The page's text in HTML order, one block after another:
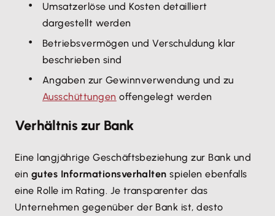
Umsatzerlöse und Kosten detailliert
dargestellt werden
Betriebsvermögen und Verschuldung klar
beschrieben sind
Angaben zur Gewinnverwendung und zu
Ausschüttungen offengelegt werden
Verhältnis zur Bank
Eine langjährige Geschäftsbeziehung zur Bank und
ein gutes Informationsverhalten spielen ebenfalls
eine Rolle im Rating. Je transparenter das
Unternehmen gegenüber der Bank ist, desto